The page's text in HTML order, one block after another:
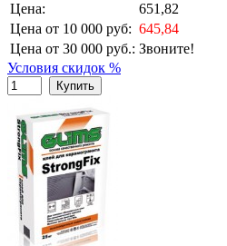
Цена:
651,82
Цена от 10 000 руб: 645,84
Цена от 30 000 руб.: Звоните!
Условия скидок %
Купить